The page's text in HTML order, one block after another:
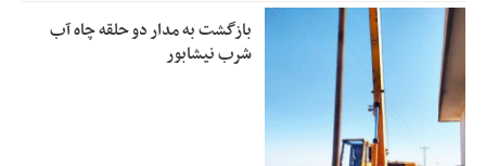
بازگشت به مدار دو حلقه چاه آب
شرب نیشابور